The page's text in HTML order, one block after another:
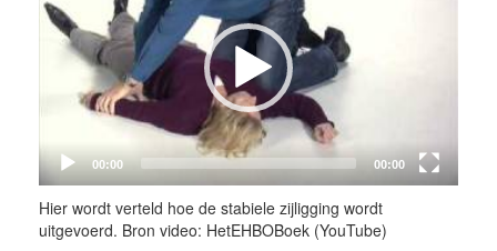
Hier wordt verteld hoe de stabiele zijligging wordt
uitgevoerd. Bron video: HetEHBOBoek (YouTube)